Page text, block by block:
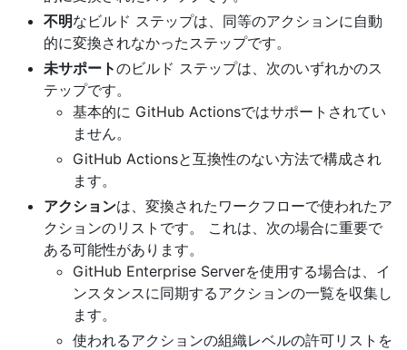
不明なビルド ステップは、同等のアクションに自動
的に変換されなかったステップです。
未サポートのビルド ステップは、次のいずれかのス
テップです。
基本的に GitHub Actionsではサポートされてい
ません。
GitHub Actionsと互換性のない方法で構成され
ます。
アクションは、変換されたワークフローで使われたア
クションのリストです。 これは、次の場合に重要で
ある可能性があります。
GitHub Enterprise Serverを使用する場合は、イ
ンスタンスに同期するアクションの一覧を収集し
ます。
使われるアクションの組織レベルの許可リストを